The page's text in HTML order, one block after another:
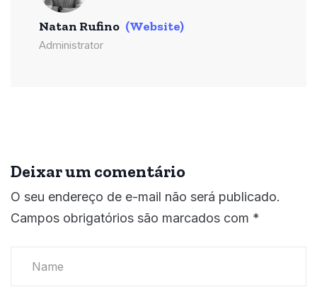
Natan Rufino (Website)
Administrator
Deixar um comentário
O seu endereço de e-mail não será publicado.
Campos obrigatórios são marcados com *